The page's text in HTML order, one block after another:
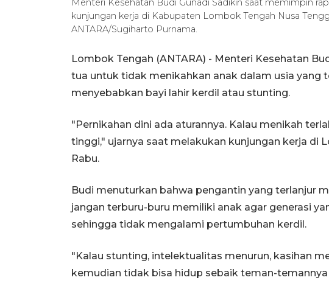
Menteri Kesehatan Budi Gunadi Sadikin saat memimpin
kunjungan kerja di Kabupaten Lombok Tengah Nusa
ANTARA/Sugiharto Purnama.
Lombok Tengah (ANTARA) - Menteri Kesehatan
tua untuk tidak menikahkan anak dalam usia yang
menyebabkan bayi lahir kerdil atau stunting.
"Pernikahan dini ada aturannya. Kalau menikah
tinggi," ujarnya saat melakukan kunjungan kerja di
Rabu.
Budi menuturkan bahwa pengantin yang terlanjur
jangan terburu-buru memiliki anak agar generasi
sehingga tidak mengalami pertumbuhan kerdil.
"Kalau stunting, intelektualitas menurun, kasihan
kemudian tidak bisa hidup sebaik teman-temannya